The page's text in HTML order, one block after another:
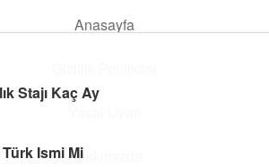
Anasayfa
Hakkımızda
Baskı Tüyoları
fikirlerle projelerini canlandır!
Stajı Kaç Ay
Ismi Mi